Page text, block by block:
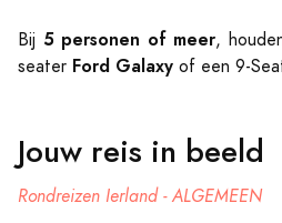
Bij 5 personen of meer,
seater Ford Galaxy of een 9-
Jouw reis in beeld
Rondreizen Ierland - ALGEMEEN